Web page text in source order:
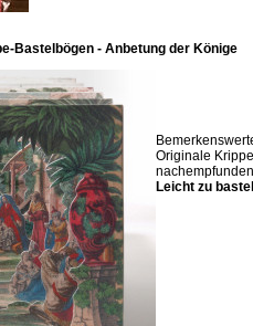
Bastelbögen - Anbetung der Könige
Originale
Leicht zu